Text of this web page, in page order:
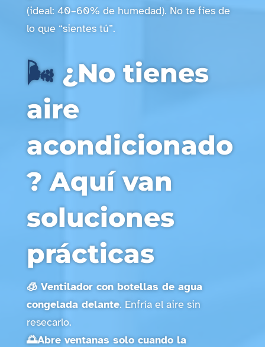
(ideal: 40–60% de humedad). No te fíes de
lo que “sientes tú”.
🌬️ ¿No tienes
aire
acondicionado
? Aquí van
soluciones
prácticas
🧊 Ventilador con botellas de agua
congelada delante. Enfría el aire sin
resecarlo.
🌅Abre ventanas solo cuando la